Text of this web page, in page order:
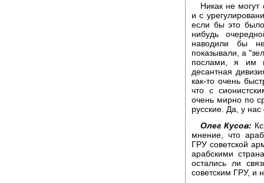
Никак не
и с
если бы это
нибудь
наводили бы
показывали, а
послами, я им
десантная
как-то очень
что с
очень мирно по
русские. Да, у
Олег Кусов:
мнение, что
ГРУ советской
арабскими
остались ли
советским ГРУ, и